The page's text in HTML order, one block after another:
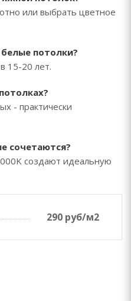
или выбрать цветное
потолки?
15-20 лет.
- практически
сочетаются?
создают идеальную
290 руб/м2